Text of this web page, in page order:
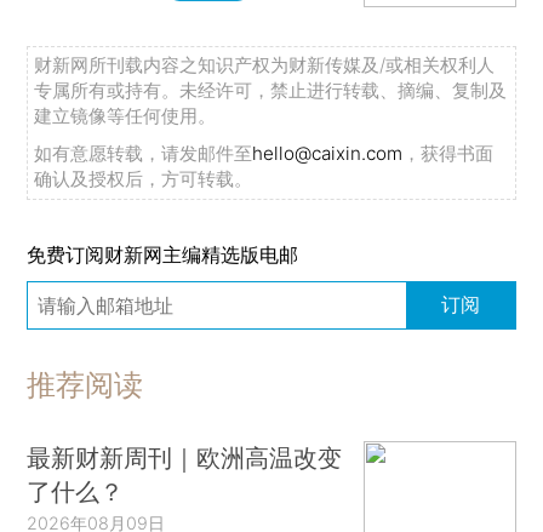
财新网所刊载内容之知识产权为财新传媒及/或相关权利人
专属所有或持有。未经许可，禁止进行转载、摘编、复制及
建立镜像等任何使用。
如有意愿转载，请发邮件至hello@caixin.com ，获得书面
确认及授权后，方可转载。
免费订阅财新网主编精选版电邮
订阅
推荐阅读
最新财新周刊｜欧洲高温改变
了什么？
2026年08月09日